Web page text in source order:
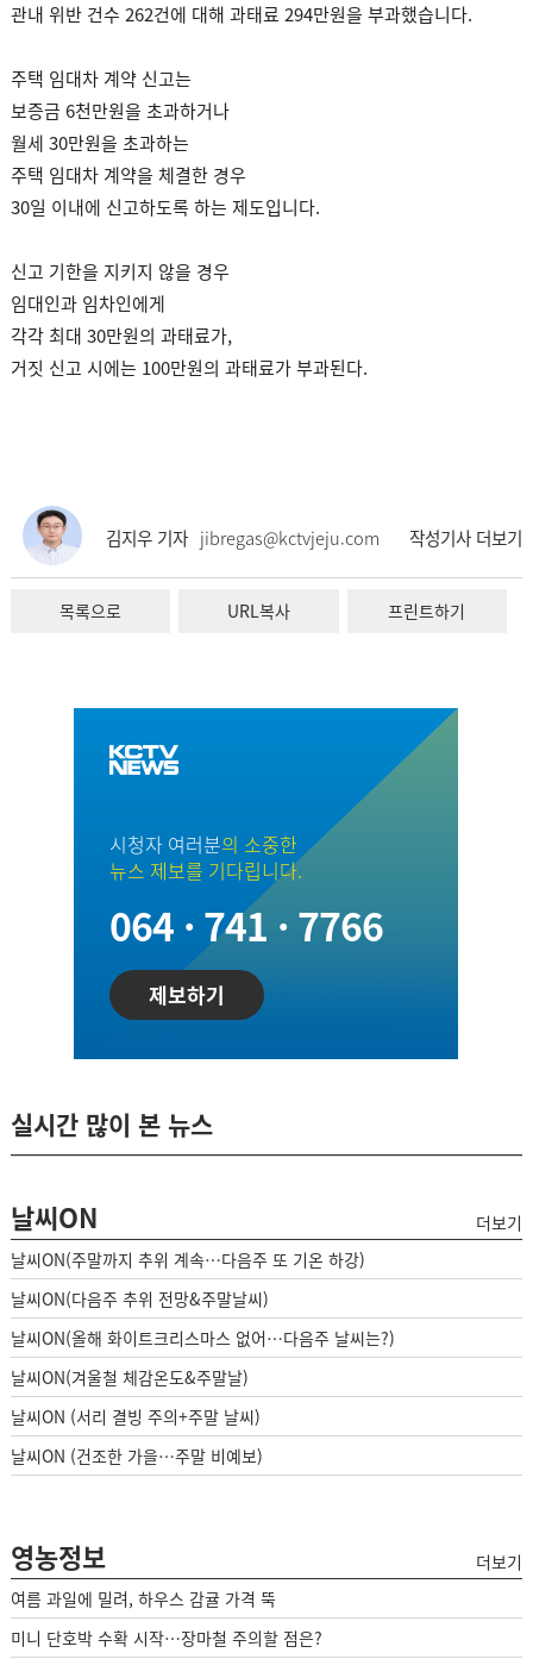
관내 위반 건수 262건에 대해 과태료 294만원을 부과했습니다.
주택 임대차 계약 신고는
보증금 6천만원을 초과하거나
월세 30만원을 초과하는
주택 임대차 계약을 체결한 경우
30일 이내에 신고하도록 하는 제도입니다.
신고 기한을 지키지 않을 경우
임대인과 임차인에게
각각 최대 30만원의 과태료가,
거짓 신고 시에는 100만원의 과태료가 부과된다.
김지우 기자 jibregas@kctvjeju.com 작성기사 더보기
목록으로 URL복사 프린트하기
시청자 여러분의 소중한
뉴스 제보를 기다립니다.
064 · 741 · 7766
제보하기
실시간 많이 본 뉴스
날씨ON
더보기
날씨ON(주말까지 추위 계속…다음주 또 기온 하강)
날씨ON(다음주 추위 전망&주말날씨)
날씨ON(올해 화이트크리스마스 없어…다음주 날씨는?)
날씨ON(겨울철 체감온도&주말날)
날씨ON (서리 결빙 주의+주말 날씨)
날씨ON (건조한 가을…주말 비예보)
영농정보
더보기
여름 과일에 밀려, 하우스 감귤 가격 뚝
미니 단호박 수확 시작…장마철 주의할 점은?